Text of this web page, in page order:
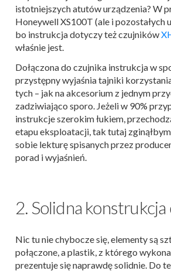
istotniejszych atutów urządzenia? W
Honeywell XS100T (ale i pozostałych
bo instrukcja dotyczy też czujników
właśnie jest.
Dołączona do czujnika instrukcja w
przystępny wyjaśnia tajniki
tych – jak na akcesorium z jednym
zadziwiająco sporo. Jeżeli w 90%
instrukcje szerokim łukiem,
etapu eksploatacji, tak tutaj
sobie lekturę spisanych przez
porad i wyjaśnień.
2. Solidna
Nic tu nie chybocze się, elementy są
połączone, a plastik, z którego
prezentuje się naprawdę solidnie. Do